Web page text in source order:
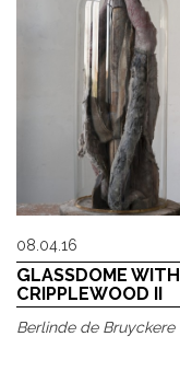
08.04.16
GLASSDOME WITH
CRIPPLEWOOD II
Berlinde de Bruyckere